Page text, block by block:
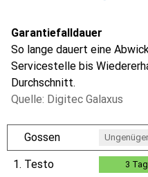
Garantiefalldauer
So lange dauert eine
Servicestelle bis
Durchschnitt.
Quelle: Digitec Galaxus
Gossen
1. Testo 3